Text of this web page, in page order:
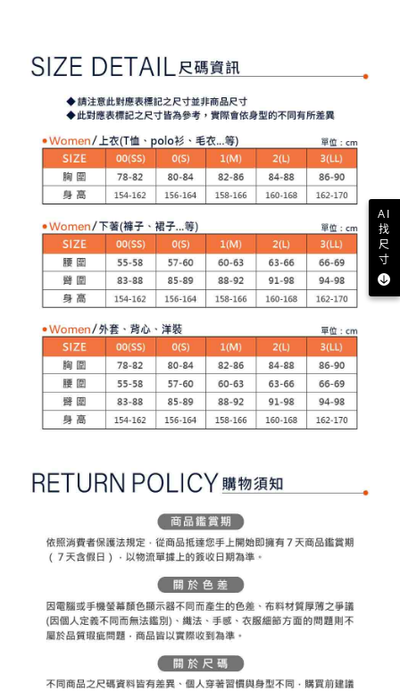
資料（包含姓名、電話或地址）提供予台灣大哥大進項蒐集、處理及利用，
由本公司與您本人進行分期帳單所需資料之確認、核對及更正。
是否繳費成功／繳費後需取消欲退款等相關疑問，請聯繫「AFTEE先享後付
【注意事項】
易，需依本服務之必要範圍內提供個人資料，並將交易相關給付款項請求債
權轉讓予恩沛科技股份有限公司。
２．關於個人資料處理事宜，請瀏覽以下網址：
https://aftee.tw/terms/#terms3
「AFTEE先享後付」，若未經同意申辦者引起之損失，本公司不負相關責
４．使用「AFTEE先享後付」時，將依據個別帳號之用戶狀況，依本公司即
時審查核予不同之上限額度；若仍有額度不足之情形，本公司將視審查結果
請求用戶進行身份認證。
５．嚴禁一人註冊多個帳號或使用他人資訊註冊。若發現惡意使用之情形，
恩沛科技股份有限公司將有權停止該用戶之使用額度並採取法律行動。
免運費
7-11取貨付款
付款後7-11取貨
免運費
離島宅配
免運費
AI
找
尺
寸